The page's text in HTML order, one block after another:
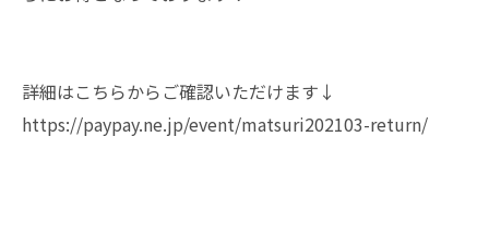
詳細はこちらからご確認いただけます↓
https://paypay.ne.jp/event/matsuri202103-return/